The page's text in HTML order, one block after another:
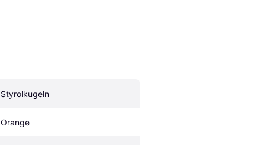
Styrolkugeln
Orange